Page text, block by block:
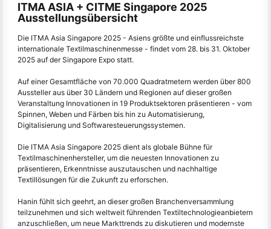
ITMA ASIA + CITME Singapore 2025
Ausstellungsübersicht
Die ITMA Asia Singapore 2025 - Asiens größte und einflussreichste
internationale Textilmaschinenmesse - findet vom 28. bis 31. Oktober
2025 auf der Singapore Expo statt.
Auf einer Gesamtfläche von 70.000 Quadratmetern werden über 800
Aussteller aus über 30 Ländern und Regionen auf dieser großen
Veranstaltung Innovationen in 19 Produktsektoren präsentieren - vom
Spinnen, Weben und Färben bis hin zu Automatisierung,
Digitalisierung und Softwaresteuerungssystemen.
Die ITMA Asia Singapore 2025 dient als globale Bühne für
Textilmaschinenhersteller, um die neuesten Innovationen zu
präsentieren, Erkenntnisse auszutauschen und nachhaltige
Textillösungen für die Zukunft zu erforschen.
Hanin fühlt sich geehrt, an dieser großen Branchenversammlung
teilzunehmen und sich weltweit führenden Textiltechnologieanbietern
anzuschließen, um neue Markttrends zu diskutieren und modernste